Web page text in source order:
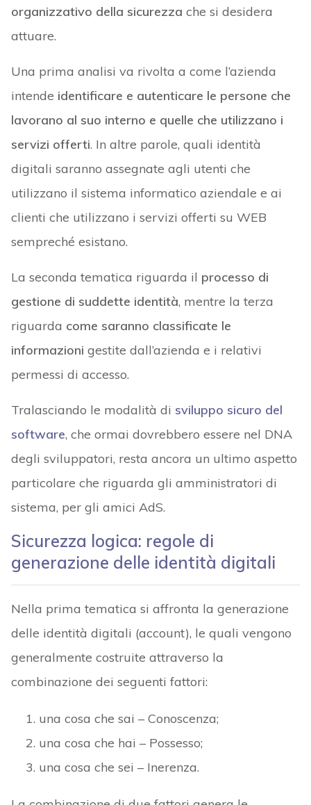
organizzativo della sicurezza che si desidera
attuare.
Una prima analisi va rivolta a come l’azienda
intende identificare e autenticare le persone che
lavorano al suo interno e quelle che utilizzano i
servizi offerti. In altre parole, quali identità
digitali saranno assegnate agli utenti che
utilizzano il sistema informatico aziendale e ai
clienti che utilizzano i servizi offerti su WEB
sempreché esistano.
La seconda tematica riguarda il processo di
gestione di suddette identità, mentre la terza
riguarda come saranno classificate le
informazioni gestite dall’azienda e i relativi
permessi di accesso.
Tralasciando le modalità di sviluppo sicuro del
software, che ormai dovrebbero essere nel DNA
degli sviluppatori, resta ancora un ultimo aspetto
particolare che riguarda gli amministratori di
sistema, per gli amici AdS.
Sicurezza logica: regole di
generazione delle identità digitali
Nella prima tematica si affronta la generazione
delle identità digitali (account), le quali vengono
generalmente costruite attraverso la
combinazione dei seguenti fattori:
una cosa che sai – Conoscenza;
una cosa che hai – Possesso;
una cosa che sei – Inerenza.